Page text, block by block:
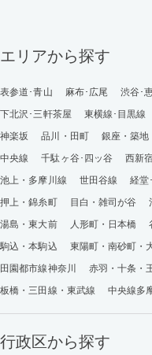
エリアから探す
表参道･青山 麻布･広尾 渋谷･
下北沢･三軒茶屋
東横線･目黒線
神楽坂
品川・田町 銀座・築地
中央線
千駄ヶ谷･四ッ谷 西新
池上・多摩川線
世田谷線 経堂
押上・錦糸町
目白・雑司が谷
湯島・東大前
人形町・日本橋
駒込・本駒込
東陽町・南砂町・
田園都市線神奈川
赤羽・十条・
板橋・三田線・東武線
中央線多
行政区から探す